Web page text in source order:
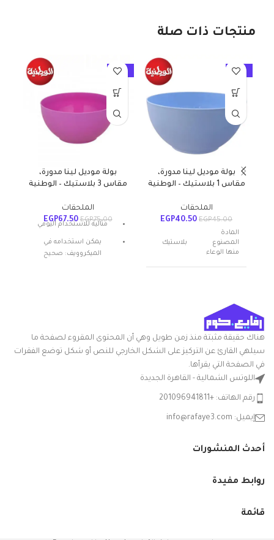
منتجات ذات صلة
-10%
بولة موديل لينا مدورة،
مقاس 1 بلاستيك – الوطنية
الملحقات
EGP45.00
EGP40.50
المادة
المصنوع
منها الوعاء
بلاستيك
اسم العلامة
التجارية
اللون
متعدد
السلعة
مستدير
قدّم
العناية
-10%
بولة موديل لينا مدورة،
مقاس 3 بلاستيك – الوطنية
الملحقات
EGP75.00
EGP67.50
مثالية للاستخدام اليومي
يمكن استخدامه في
الميكروويف: صحيح
هناك حقيقة مثبتة منذ زمن طويل وهي أن المحتوى المقروء لصفحة ما
سيلهي القارئ عن التركيز على الشكل الخارجي للنص أو شكل توضع الفقرات
في الصفحة التي يقرأها.
اللوتس الشمالية - القاهرة الجديدة
رقم الهاتف: +201096941811
إيميل: info@rafaye3.com
أحدث المنشورات
روابط مفيدة
قائمة